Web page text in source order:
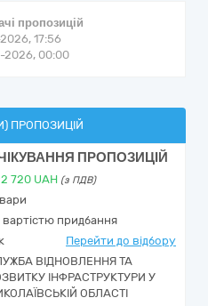
пропозицій
17:56
2026, 00:00
ПРОПОЗИЦІЙ
ПРОПОЗИЦІЙ
720 UAH (з ПДВ)
вартістю придбання
Перейти до відбору
ВІДНОВЛЕННЯ ТА
ІНФРАСТРУКТУРИ У
ОБЛАСТІ